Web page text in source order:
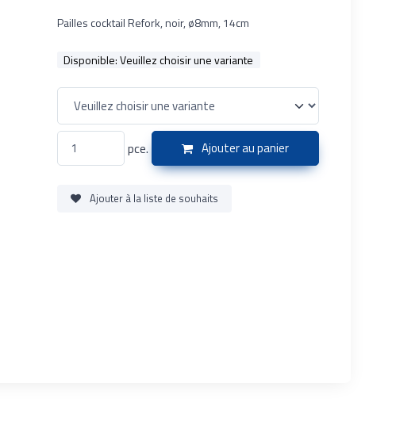
Pailles cocktail Refork, noir, ø8mm, 14cm
Disponible:Veuillez choisir une variante
pce. Ajouter au panier
Ajouter à la liste de souhaits